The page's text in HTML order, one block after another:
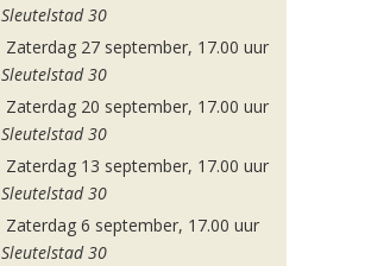
Sleutelstad 30
Zaterdag 27 september, 17.00 uur
Sleutelstad 30
Zaterdag 20 september, 17.00 uur
Sleutelstad 30
Zaterdag 13 september, 17.00 uur
Sleutelstad 30
Zaterdag 6 september, 17.00 uur
Sleutelstad 30